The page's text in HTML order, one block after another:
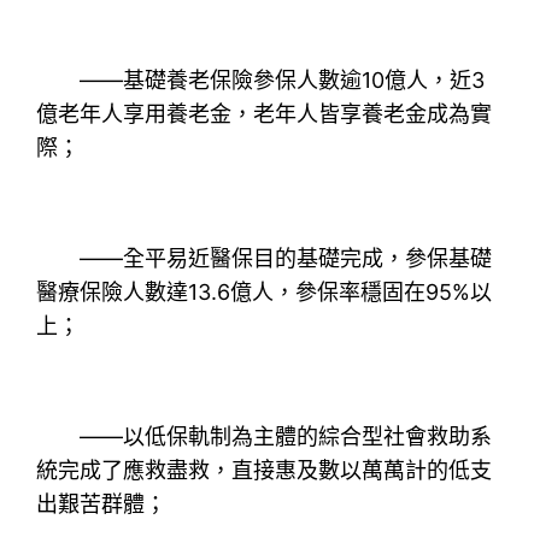
——基礎養老保險參保人數逾10億人，近3
億老年人享用養老金，老年人皆享養老金成為實
際；
——全平易近醫保目的基礎完成，參保基礎
醫療保險人數達13.6億人，參保率穩固在95%以
上；
——以低保軌制為主體的綜合型社會救助系
統完成了應救盡救，直接惠及數以萬萬計的低支
出艱苦群體；